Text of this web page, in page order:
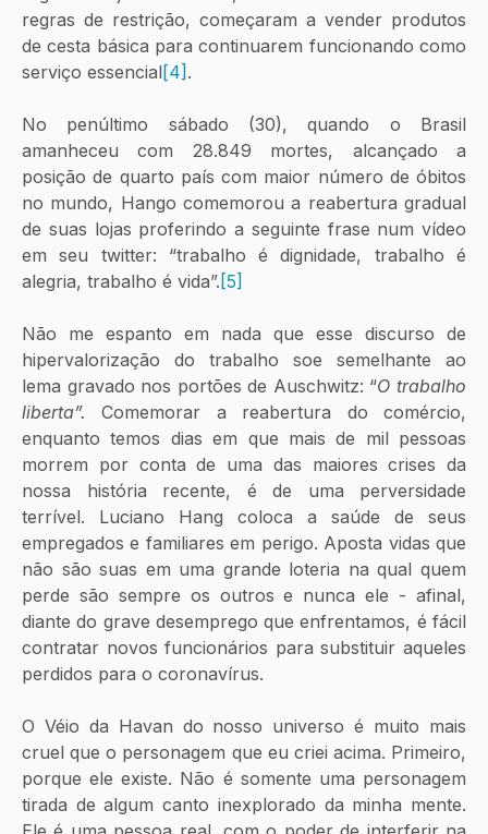
regras de restrição, começaram a vender produtos
de cesta básica para continuarem funcionando como
serviço essencial [4] .
No penúltimo sábado (30), quando o Brasil
amanheceu com 28.849 mortes, alcançado a
posição de quarto país com maior número de óbitos
no mundo, Hango comemorou a reabertura gradual
de suas lojas proferindo a seguinte frase num vídeo
em seu twitter: “trabalho é dignidade, trabalho é
alegria, trabalho é vida”. [5]
Não me espanto em nada que esse discurso de
hipervalorização do trabalho soe semelhante ao
lema gravado nos portões de Auschwitz: “O trabalho
liberta”. Comemorar a reabertura do comércio,
enquanto temos dias em que mais de mil pessoas
morrem por conta de uma das maiores crises da
nossa história recente, é de uma perversidade
terrível. Luciano Hang coloca a saúde de seus
empregados e familiares em perigo. Aposta vidas que
não são suas em uma grande loteria na qual quem
perde são sempre os outros e nunca ele - afinal,
diante do grave desemprego que enfrentamos, é fácil
contratar novos funcionários para substituir aqueles
perdidos para o coronavírus.
O Véio da Havan do nosso universo é muito mais
cruel que o personagem que eu criei acima. Primeiro,
porque ele existe. Não é somente uma personagem
tirada de algum canto inexplorado da minha mente.